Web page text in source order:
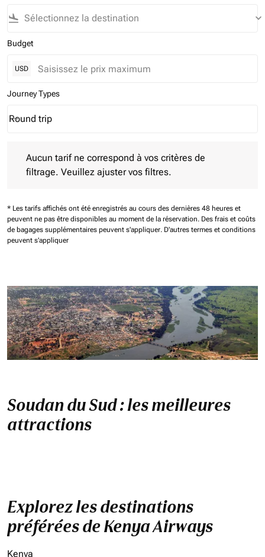
flight_land keyboard_arrow_down
Budget
USD
Journey Types
Journey Types option Round trip Selected
Round trip
keyboard_arrow_down
Aucun tarif ne correspond à vos critères de
filtrage. Veuillez ajuster vos filtres.
* Les tarifs affichés ont été enregistrés au cours des dernières 48 heures et
peuvent ne pas être disponibles au moment de la réservation. Des frais et coûts
de bagages supplémentaires peuvent s'appliquer. D'autres termes et conditions
peuvent s'appliquer
Soudan du Sud : les meilleures
attractions
Explorez les destinations
préférées de Kenya Airways
Kenya